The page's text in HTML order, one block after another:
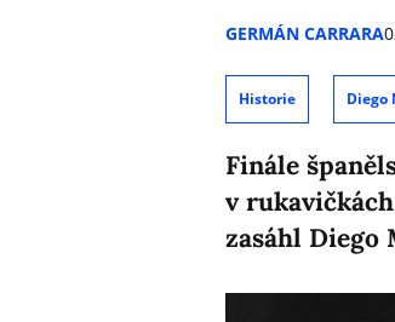
GERMÁN CARRARA
Historie Diego
Finále
v
zasáhl Diego